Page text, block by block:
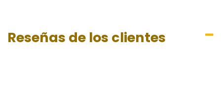
Reseñas de los clientes